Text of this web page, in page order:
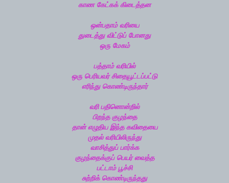
காண கேட்கக் கிடைத்தன
ஒன்பதாம் வரியை
துடைத்து விட்டுப் போனது
ஒரு மேகம்
பத்தாம் வரியில்
ஒரு பெரியவர் சிதையூட்டப்பட்டு
எரிந்து கொண்டிருந்தார்
வரி பதினொன்றில்
பிறந்த குழந்தை
தான் எழுதிய இந்த கவிதையை
முதல் வரியிலிருந்து
வாசித்துப் பார்க்க
குழந்தைக்குப் பெயர் வைத்த
பட்டாம் பூச்சி
சுற்றிக் கொண்டிருந்தது